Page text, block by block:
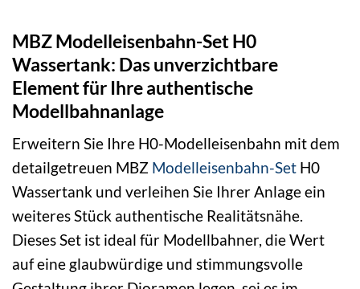
MBZ Modelleisenbahn-Set H0
Wassertank: Das unverzichtbare
Element für Ihre authentische
Modellbahnanlage
Erweitern Sie Ihre H0-Modelleisenbahn mit dem
detailgetreuen MBZ Modelleisenbahn-Set H0
Wassertank und verleihen Sie Ihrer Anlage ein
weiteres Stück authentische Realitätsnähe.
Dieses Set ist ideal für Modellbahner, die Wert
auf eine glaubwürdige und stimmungsvolle